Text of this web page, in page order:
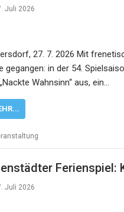
Juli 2026
27. 7. 2026 Mit
gegangen: in der 54.
Wahnsinn“ aus, ein…
Ferienspiel:
Juli 2026